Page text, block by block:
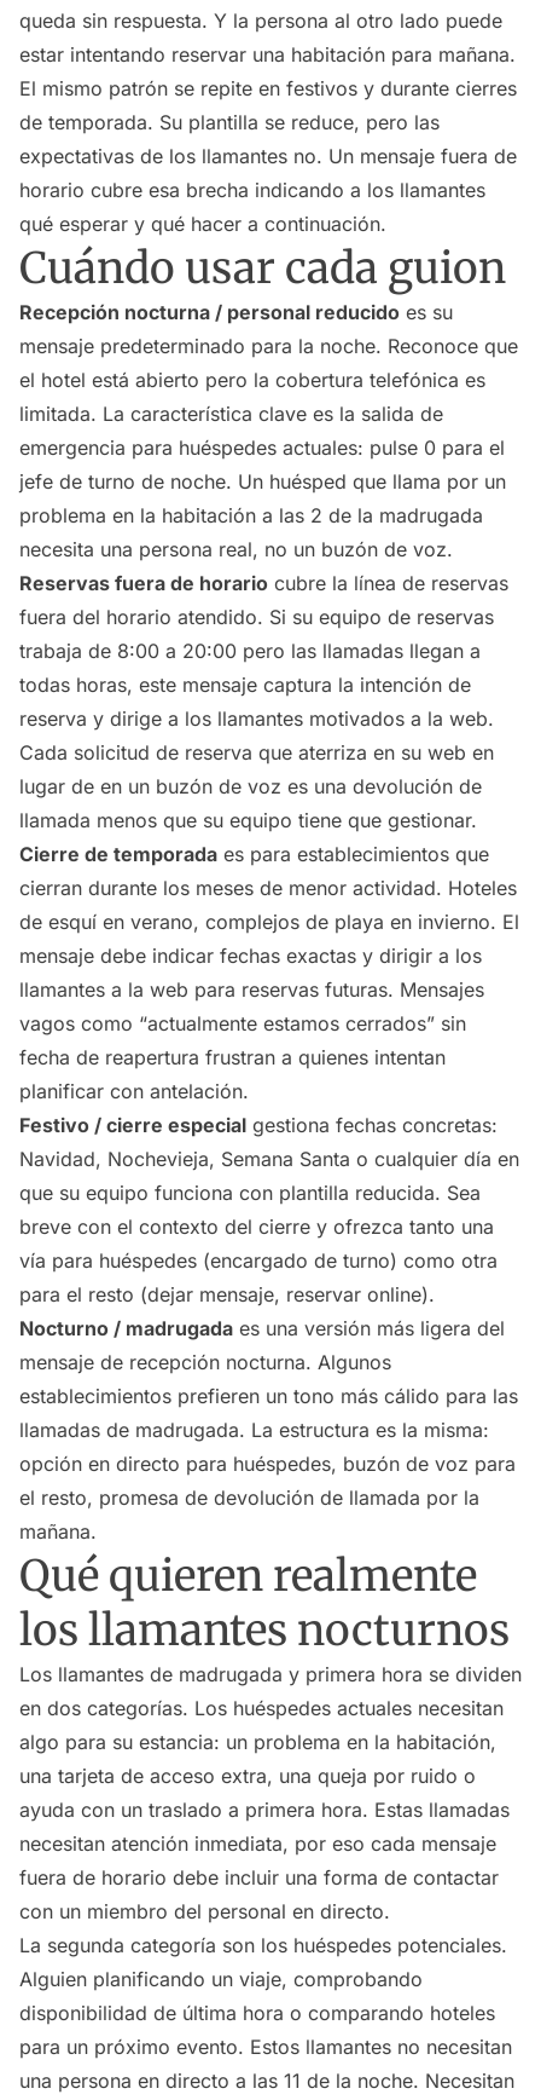
queda sin respuesta. Y la persona al otro lado puede
estar intentando reservar una habitación para mañana.
El mismo patrón se repite en festivos y durante cierres
de temporada. Su plantilla se reduce, pero las
expectativas de los llamantes no. Un mensaje fuera de
horario cubre esa brecha indicando a los llamantes
qué esperar y qué hacer a continuación.
Cuándo usar cada guion
Recepción nocturna / personal reducido es su
mensaje predeterminado para la noche. Reconoce que
el hotel está abierto pero la cobertura telefónica es
limitada. La característica clave es la salida de
emergencia para huéspedes actuales: pulse 0 para el
jefe de turno de noche. Un huésped que llama por un
problema en la habitación a las 2 de la madrugada
necesita una persona real, no un buzón de voz.
Reservas fuera de horario cubre la línea de reservas
fuera del horario atendido. Si su equipo de reservas
trabaja de 8:00 a 20:00 pero las llamadas llegan a
todas horas, este mensaje captura la intención de
reserva y dirige a los llamantes motivados a la web.
Cada solicitud de reserva que aterriza en su web en
lugar de en un buzón de voz es una devolución de
llamada menos que su equipo tiene que gestionar.
Cierre de temporada es para establecimientos que
cierran durante los meses de menor actividad. Hoteles
de esquí en verano, complejos de playa en invierno. El
mensaje debe indicar fechas exactas y dirigir a los
llamantes a la web para reservas futuras. Mensajes
vagos como “actualmente estamos cerrados” sin
fecha de reapertura frustran a quienes intentan
planificar con antelación.
Festivo / cierre especial gestiona fechas concretas:
Navidad, Nochevieja, Semana Santa o cualquier día en
que su equipo funciona con plantilla reducida. Sea
breve con el contexto del cierre y ofrezca tanto una
vía para huéspedes (encargado de turno) como otra
para el resto (dejar mensaje, reservar online).
Nocturno / madrugada es una versión más ligera del
mensaje de recepción nocturna. Algunos
establecimientos prefieren un tono más cálido para las
llamadas de madrugada. La estructura es la misma:
opción en directo para huéspedes, buzón de voz para
el resto, promesa de devolución de llamada por la
mañana.
Qué quieren realmente
los llamantes nocturnos
Los llamantes de madrugada y primera hora se dividen
en dos categorías. Los huéspedes actuales necesitan
algo para su estancia: un problema en la habitación,
una tarjeta de acceso extra, una queja por ruido o
ayuda con un traslado a primera hora. Estas llamadas
necesitan atención inmediata, por eso cada mensaje
fuera de horario debe incluir una forma de contactar
con un miembro del personal en directo.
La segunda categoría son los huéspedes potenciales.
Alguien planificando un viaje, comprobando
disponibilidad de última hora o comparando hoteles
para un próximo evento. Estos llamantes no necesitan
una persona en directo a las 11 de la noche. Necesitan